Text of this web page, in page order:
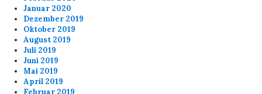
Januar 2020
Dezember 2019
Oktober 2019
August 2019
Juli 2019
Juni 2019
Mai 2019
April 2019
Februar 2019